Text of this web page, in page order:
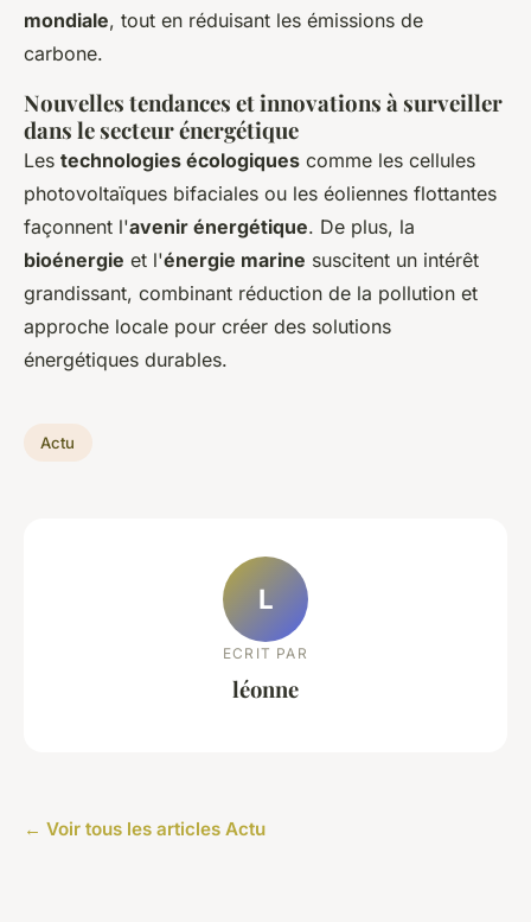
mondiale, tout en réduisant les émissions de
carbone.
Nouvelles tendances et innovations à surveiller
dans le secteur énergétique
Les technologies écologiques comme les cellules
photovoltaïques bifaciales ou les éoliennes flottantes
façonnent l'avenir énergétique. De plus, la
bioénergie et l'énergie marine suscitent un intérêt
grandissant, combinant réduction de la pollution et
approche locale pour créer des solutions
énergétiques durables.
Actu
L
ECRIT PAR
léonne
← Voir tous les articles Actu